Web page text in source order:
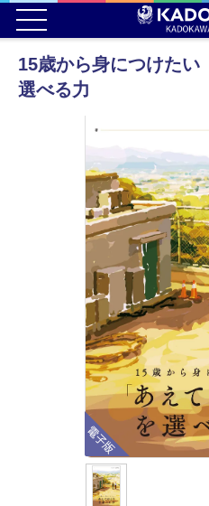
15歳から身につけた
選べる力
電子版